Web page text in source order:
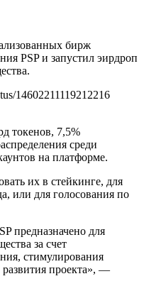
бирж
PSP и запустил эирдроп
14602211119212216
токенов, 7,5%
среди
на платформе.
их в стейкинге, для
или для голосования по
предназначено для
за счет
стимулирования
проекта», —